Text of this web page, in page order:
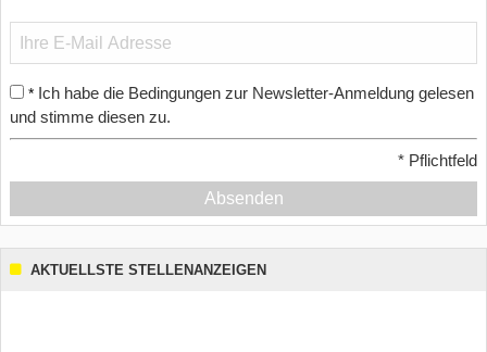
* Ich habe die Bedingungen zur Newsletter-Anmeldung gelesen
und stimme diesen zu.
* Pflichtfeld
Absenden
AKTUELLSTE STELLENANZEIGEN